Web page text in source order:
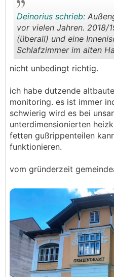
..
Deinorius schrieb:
vor vielen Jahren. 2018/
(überall) und eine
Schlafzimmer im alten
nicht unbedingt richtig.
ich habe dutzende
monitoring. es ist immer
schwierig wird es bei
unterdimensionierten
fetten gußrippenteilen
funktionieren.
vom gründerzeit